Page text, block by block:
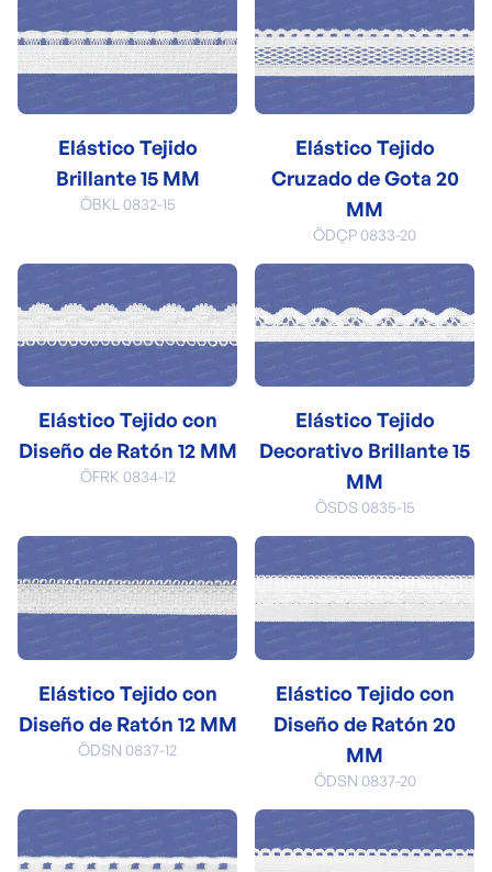
Elástico Tejido
Brillante 15 MM
ÖBKL 0832-15
Elástico Tejido
Cruzado de Gota 20
MM
ÖDÇP 0833-20
Elástico Tejido con
Diseño de Ratón 12 MM
ÖFRK 0834-12
Elástico Tejido
Decorativo Brillante 15
MM
ÖSDS 0835-15
Elástico Tejido con
Diseño de Ratón 12 MM
ÖDSN 0837-12
Elástico Tejido con
Diseño de Ratón 20
MM
ÖDSN 0837-20